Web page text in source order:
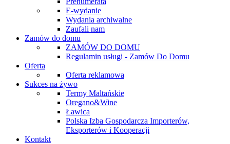
E-wydanie
Wydania archiwalne
Zaufali nam
Zamów do domu
ZAMÓW DO DOMU
Regulamin usługi - Zamów Do Domu
Oferta
Oferta reklamowa
Sukces na żywo
Termy Maltańskie
Oregano&Wine
Ławica
Polska Izba Gospodarcza Importerów,
Eksporterów i Kooperacji
Kontakt